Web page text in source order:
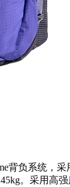
背负系统
。采用高